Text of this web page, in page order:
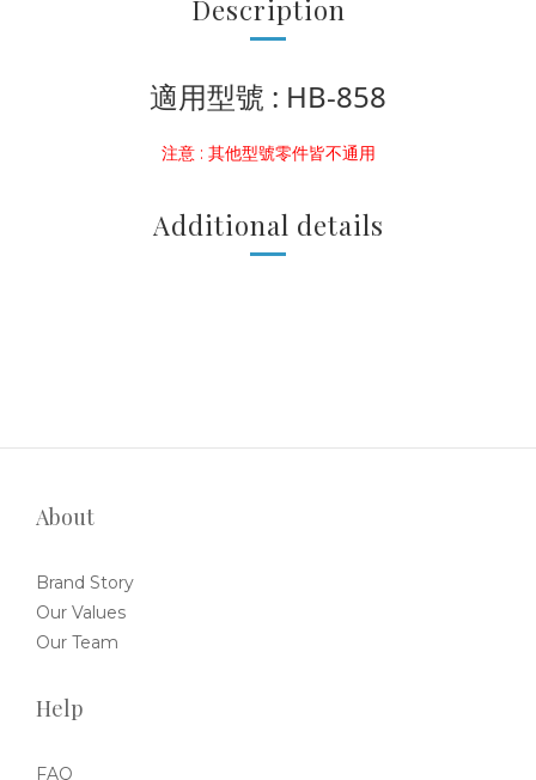
Description
適用型號 : HB-858
注意 : 其他型號零件皆不通用
Additional details
About
Brand Story
Our Values
Our Team
Help
FAQ